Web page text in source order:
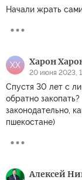
Начали жрать
ХХ Харон
20 июня 2023,
Спустя 30 лет с
обратно
законодательно,
пшекостане)
Алексей